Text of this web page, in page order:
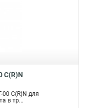
С(R)N
00 С(R)N для
в тр...